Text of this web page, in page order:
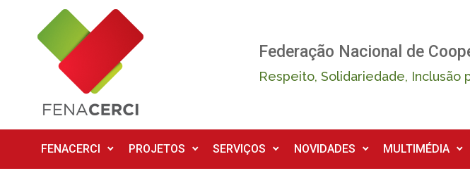
Skip to main content
Federação Nacional de
Respeito, Solidariedade, Inclusão
FENACERCI PROJETOS SERVIÇOS NOVIDADES MULTIMÉDIA